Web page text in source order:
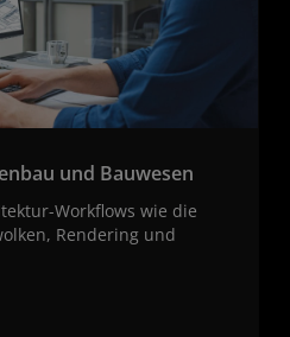
und Bauwesen
Workflows wie die
Rendering und